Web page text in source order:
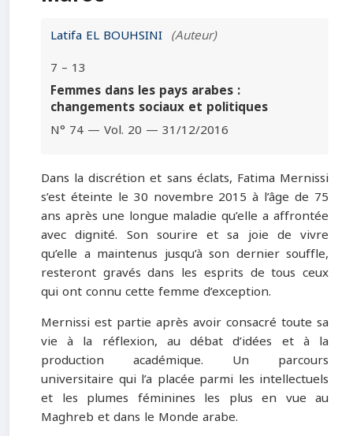
Latifa EL BOUHSINI (Auteur)
7 – 13
Femmes dans les pays arabes :
changements sociaux et politiques
N° 74 — Vol. 20 — 31/12/2016
Dans la discrétion et sans éclats, Fatima Mernissi
s’est éteinte le 30 novembre 2015 à l’âge de 75
ans après une longue maladie qu’elle a affrontée
avec dignité. Son sourire et sa joie de vivre
qu’elle a maintenus jusqu’à son dernier souffle,
resteront gravés dans les esprits de tous ceux
qui ont connu cette femme d’exception.
Mernissi est partie après avoir consacré toute sa
vie à la réflexion, au débat d’idées et à la
production académique. Un parcours
universitaire qui l’a placée parmi les intellectuels
et les plumes féminines les plus en vue au
Maghreb et dans le Monde arabe.